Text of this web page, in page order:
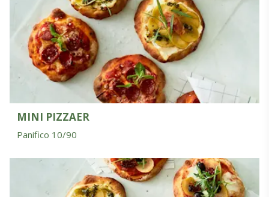
MINI PIZZAER
Panifico 10/90